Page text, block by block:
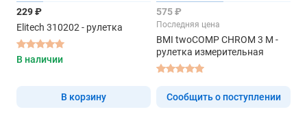
229 ₽
Elitech 310202 - рулетка
В наличии
В корзину
575 ₽
Последняя цена
BMI twoCOMP CHROM 3 M -
рулетка измерительная
Сообщить о поступлении